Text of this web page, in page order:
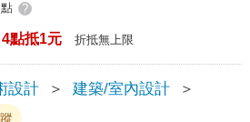
點 ?
點抵1元 折抵無上限
設計 ＞ 建築/室內設計
＞